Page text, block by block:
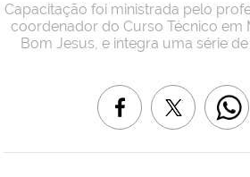
Capacitação foi ministrada pelo
coordenador do Curso Técnico em
Bom Jesus, e integra uma série